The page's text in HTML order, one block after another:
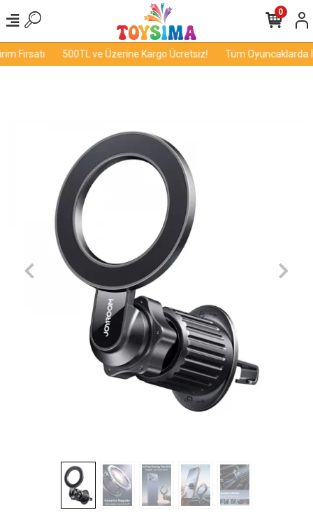
Fırsatı 500TL ve Üzerine Kargo Ücretsiz! Tüm Oyuncaklarda
0